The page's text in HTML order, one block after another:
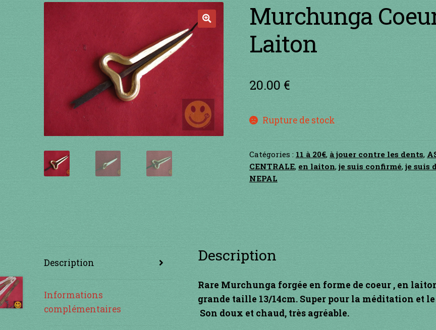
Murchunga
Laiton
20.00 €
Rupture de stock
Catégories : 11 à 20€, à jouer contre les dents,
CENTRALE, en laiton, je suis confirmé, je suis
NEPAL
Description
Informations
complémentaires
Description
Rare Murchunga forgée en forme de coeur , en
grande taille 13/14cm. Super pour la méditation et
Son doux et chaud, très agréable.